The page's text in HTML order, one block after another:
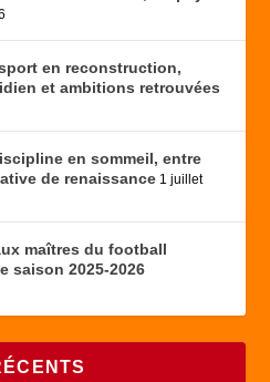
en reconstruction,
et ambitions retrouvées
en sommeil, entre
de renaissance 1 juillet
maîtres du football
saison 2025-2026